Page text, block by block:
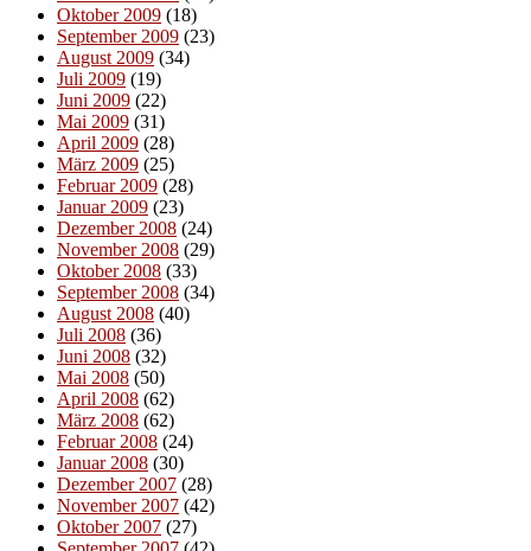
Oktober 2009 (18)
September 2009 (23)
August 2009 (34)
Juli 2009 (19)
Juni 2009 (22)
Mai 2009 (31)
April 2009 (28)
März 2009 (25)
Februar 2009 (28)
Januar 2009 (23)
Dezember 2008 (24)
November 2008 (29)
Oktober 2008 (33)
September 2008 (34)
August 2008 (40)
Juli 2008 (36)
Juni 2008 (32)
Mai 2008 (50)
April 2008 (62)
März 2008 (62)
Februar 2008 (24)
Januar 2008 (30)
Dezember 2007 (28)
November 2007 (42)
Oktober 2007 (27)